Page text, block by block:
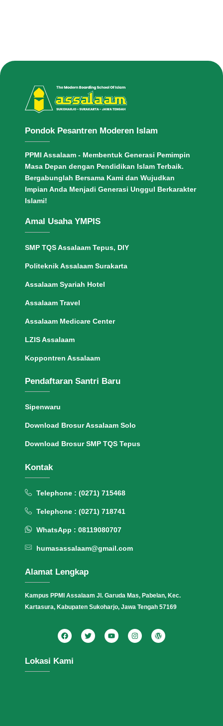
Pondok Pesantren Moderen Islam
PPMI Assalaam - Membentuk Generasi Pemimpin
Masa Depan dengan Pendidikan Islam Terbaik.
Bergabunglah Bersama Kami dan Wujudkan
Impian Anda Menjadi Generasi Unggul Berkarakter
Islami!
Amal Usaha YMPIS
SMP TQS Assalaam Tepus, DIY
Politeknik Assalaam Surakarta
Assalaam Syariah Hotel
Assalaam Travel
Assalaam Medicare Center
LZIS Assalaam
Koppontren Assalaam
Pendaftaran Santri Baru
Sipenwaru
Download Brosur Assalaam Solo
Download Brosur SMP TQS Tepus
Kontak
Telephone : (0271) 715468
Telephone : (0271) 718741
WhatsApp : 08119080707
humasassalaam@gmail.com
Alamat Lengkap
Kampus PPMI Assalaam Jl. Garuda Mas, Pabelan, Kec.
Kartasura, Kabupaten Sukoharjo, Jawa Tengah 57169
Lokasi Kami